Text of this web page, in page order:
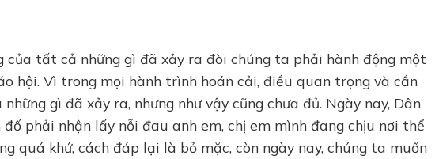
của tất cả những gì đã xảy ra đòi chúng ta phải hành động một
hội. Vì trong mọi hành trình hoán cải, điều quan trọng và cần
gì đã xảy ra, nhưng như vậy cũng chưa đủ. Ngày nay, Dân
phải nhận lấy nỗi đau anh em, chị em mình đang chịu nơi thể
quá khứ, cách đáp lại là bỏ mặc, còn ngày nay, chúng ta muốn